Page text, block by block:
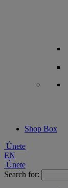
Shop Box
Únete
EN
Únete
Search for: